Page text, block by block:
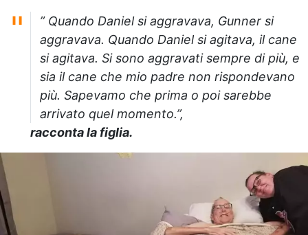
” Quando Daniel si aggravava, Gunner si
aggravava. Quando Daniel si agitava, il cane
si agitava. Si sono aggravati sempre di più, e
sia il cane che mio padre non rispondevano
più. Sapevamo che prima o poi sarebbe
arrivato quel momento.”,
racconta la figlia.